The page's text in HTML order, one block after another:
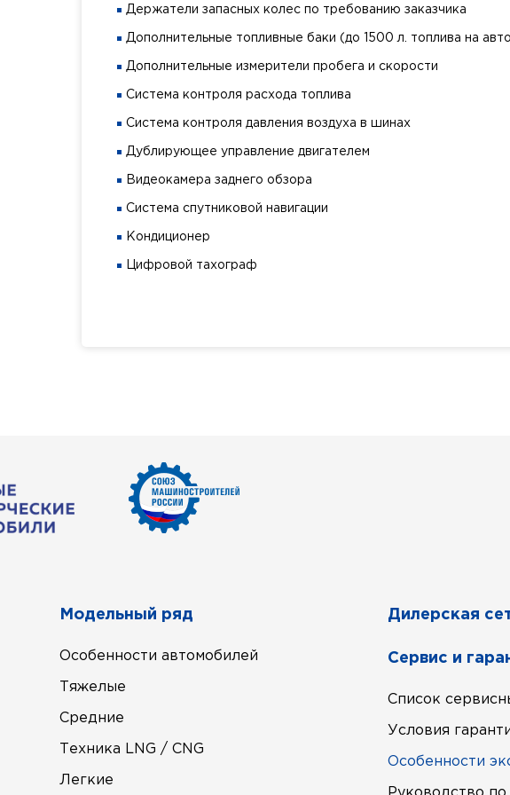
Держатели запасных колес по требованию заказчика
Дополнительные топливные баки (до 1500 л. топлива на
Дополнительные измерители пробега и скорости
Система контроля расхода топлива
Система контроля давления воздуха в шинах
Дублирующее управление двигателем
Видеокамера заднего обзора
Система спутниковой навигации
Кондиционер
Цифровой тахограф
Модельный ряд
Особенности автомобилей
Тяжелые
Средние
Техника LNG / CNG
Легкие
Дилерская
Сервис и
Список
Условия
Особенности